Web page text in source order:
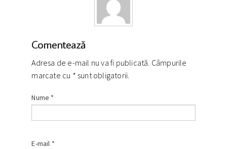
Comentează
Adresa de e-mail nu va fi publicată. Câmpurile
marcate cu * sunt obligatorii.
Nume *
E-mail *